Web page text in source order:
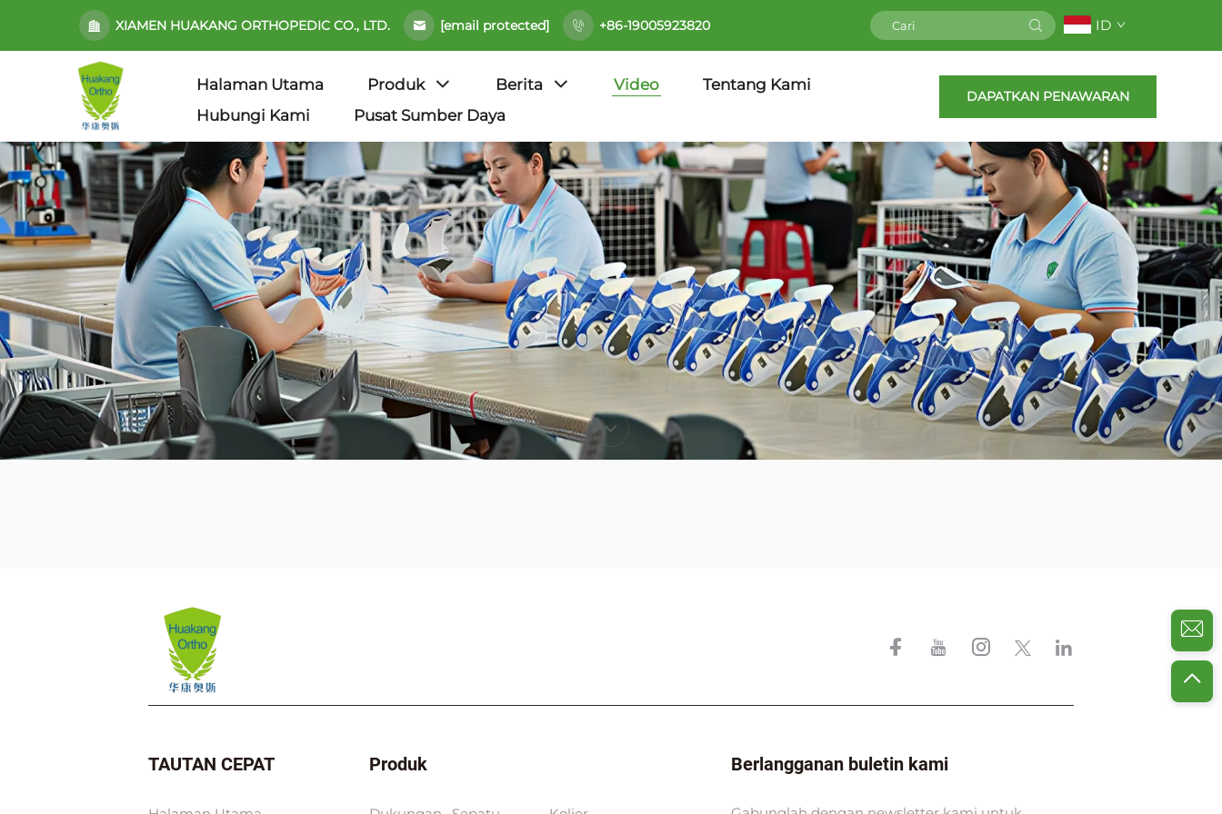
XIAMEN HUAKANG ORTHOPEDIC CO., LTD. [email protected] +86-19005923820 ID
Halaman Utama Produk Berita Video
Tentang Kami
Hubungi Kami
Pusat Sumber Daya
DAPATKAN PENAWARAN
TAUTAN CEPAT Produk Berlangganan buletin kami